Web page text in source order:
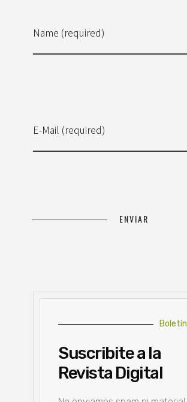
Name (required)
E-Mail (required)
Boletín
Suscribite a la
Revista Digital